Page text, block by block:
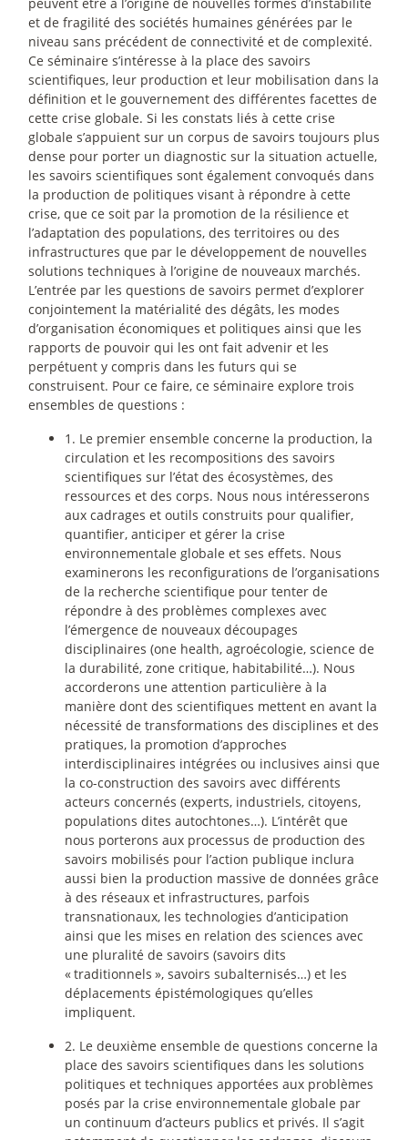
et de fragilité des sociétés humaines générées par le
niveau sans précédent de connectivité et de complexité.
Ce séminaire s’intéresse à la place des savoirs
scientifiques, leur production et leur mobilisation dans la
définition et le gouvernement des différentes facettes de
cette crise globale. Si les constats liés à cette crise
globale s’appuient sur un corpus de savoirs toujours plus
dense pour porter un diagnostic sur la situation actuelle,
les savoirs scientifiques sont également convoqués dans
la production de politiques visant à répondre à cette
crise, que ce soit par la promotion de la résilience et
l’adaptation des populations, des territoires ou des
infrastructures que par le développement de nouvelles
solutions techniques à l’origine de nouveaux marchés.
L’entrée par les questions de savoirs permet d’explorer
conjointement la matérialité des dégâts, les modes
d’organisation économiques et politiques ainsi que les
rapports de pouvoir qui les ont fait advenir et les
perpétuent y compris dans les futurs qui se
construisent. Pour ce faire, ce séminaire explore trois
ensembles de questions :
1. Le premier ensemble concerne la production, la
circulation et les recompositions des savoirs
scientifiques sur l’état des écosystèmes, des
ressources et des corps. Nous nous intéresserons
aux cadrages et outils construits pour qualifier,
quantifier, anticiper et gérer la crise
environnementale globale et ses effets. Nous
examinerons les reconfigurations de l’organisations
de la recherche scientifique pour tenter de
répondre à des problèmes complexes avec
l’émergence de nouveaux découpages
disciplinaires (one health, agroécologie, science de
la durabilité, zone critique, habitabilité…). Nous
accorderons une attention particulière à la
manière dont des scientifiques mettent en avant la
nécessité de transformations des disciplines et des
pratiques, la promotion d’approches
interdisciplinaires intégrées ou inclusives ainsi que
la co-construction des savoirs avec différents
acteurs concernés (experts, industriels, citoyens,
populations dites autochtones…). L’intérêt que
nous porterons aux processus de production des
savoirs mobilisés pour l’action publique inclura
aussi bien la production massive de données grâce
à des réseaux et infrastructures, parfois
transnationaux, les technologies d’anticipation
ainsi que les mises en relation des sciences avec
une pluralité de savoirs (savoirs dits
«traditionnels », savoirs subalternisés…) et les
déplacements épistémologiques qu’elles
impliquent.
2. Le deuxième ensemble de questions concerne la
place des savoirs scientifiques dans les solutions
politiques et techniques apportées aux problèmes
posés par la crise environnementale globale par
un continuum d’acteurs publics et privés. Il s’agit